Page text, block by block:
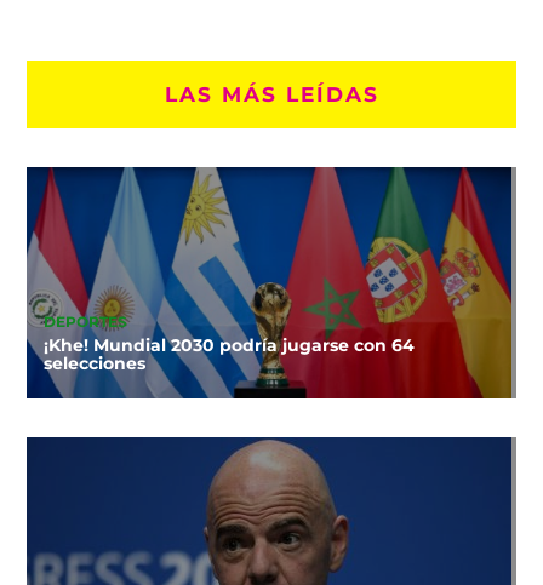
LAS MÁS LEÍDAS
DEPORTES
¡Khe! Mundial 2030 podría jugarse con 64
selecciones